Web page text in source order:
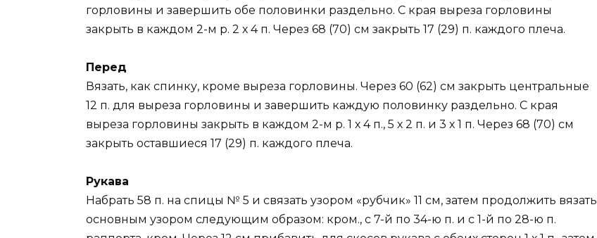
горловины и завершить обе половинки раздельно. С края выреза горловины
закрыть в каждом 2-м р. 2 х 4 п. Через 68 (70) см закрыть 17 (29) п. каждого плеча.
Перед
Вязать, как спинку, кроме выреза горловины. Через 60 (62) см закрыть центральные
12 п. для выреза горловины и завершить каждую половинку раздельно. С края
выреза горловины закрыть в каждом 2-м р. 1 х 4 п., 5 х 2 п. и 3 х 1 п. Через 68 (70) см
закрыть оставшиеся 17 (29) п. каждого плеча.
Рукава
Набрать 58 п. на спицы № 5 и связать узором «рубчик» 11 см, затем продолжить вязать
основным узором следующим образом: кром., с 7-й по 34-ю п. и с 1-й по 28-ю п.